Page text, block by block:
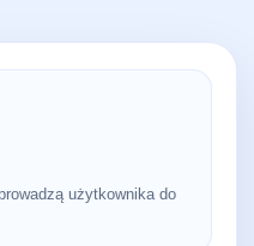
użytkownika do